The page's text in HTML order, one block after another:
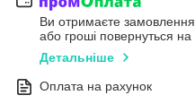
Ви отримаєте замовлення
або гроші повернуться на
Детальніше
Оплата на рахунок